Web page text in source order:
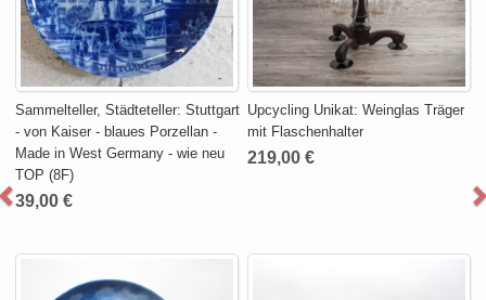
Sammelteller, Städteteller: Stuttgart
- von Kaiser - blaues Porzellan -
Made in West Germany - wie neu
TOP (8F)
39,00 €
Upcycling Unikat: Weinglas Träger
mit Flaschenhalter
219,00 €